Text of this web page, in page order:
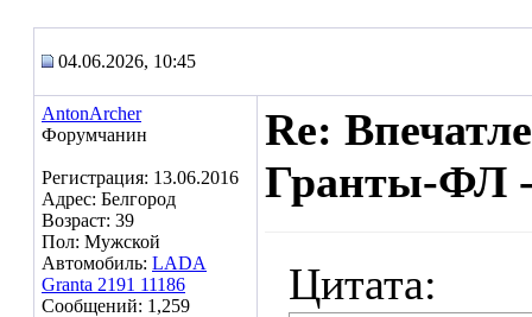
04.06.2026, 10:45
AntonArcher
Форумчанин
Регистрация: 13.06.2016
Адрес: Белгород
Возраст: 39
Пол: Мужской
Автомобиль: LADA
Granta 2191 11186
Сообщений: 1,259
Re:
Гранты-ФЛ
Цитата: